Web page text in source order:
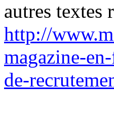
autres textes
http://
magazine-
de-